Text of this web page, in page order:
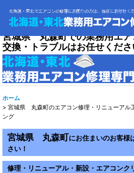
宮城県 丸森町での業務用エア
交換・トラブルはお任せくださ
ホーム
> 宮城県 丸森町のエアコン修理・リニューアル
ング
宮城県 丸森町にお住まいのお客様
さい！
修理・リニューアル・新設・エアコンク